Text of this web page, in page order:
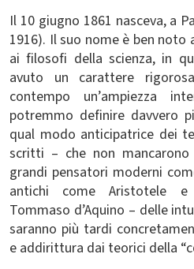
Il 10 giugno 1861 nasceva, a
1916). Il suo nome è ben
ai filosofi della scienza, in
avuto un carattere
contempo un’ampiezza
potremmo definire davvero
qual modo anticipatrice dei
scritti – che non
grandi pensatori moderni
antichi come Aristotele
Tommaso d’Aquino – delle
saranno più tardi
e addirittura dai teorici della